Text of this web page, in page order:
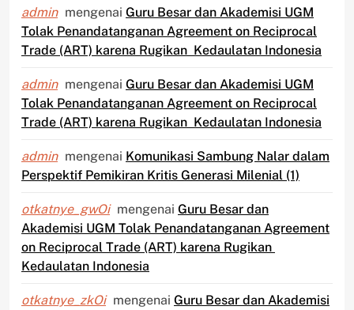
admin mengenai Guru Besar dan Akademisi UGM
Tolak Penandatanganan Agreement on Reciprocal
Trade (ART) karena Rugikan Kedaulatan Indonesia
admin mengenai Guru Besar dan Akademisi UGM
Tolak Penandatanganan Agreement on Reciprocal
Trade (ART) karena Rugikan Kedaulatan Indonesia
admin mengenai Komunikasi Sambung Nalar dalam
Perspektif Pemikiran Kritis Generasi Milenial (1)
otkatnye_gwOi mengenai Guru Besar dan
Akademisi UGM Tolak Penandatanganan Agreement
on Reciprocal Trade (ART) karena Rugikan
Kedaulatan Indonesia
otkatnye_zkOi mengenai Guru Besar dan Akademisi